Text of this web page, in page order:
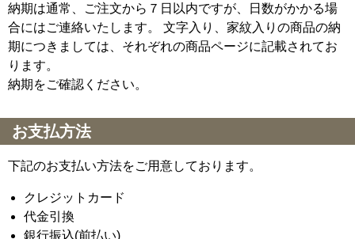
納期は通常、ご注文から７日以内ですが、日数がかかる場
合にはご連絡いたします。 文字入り、家紋入りの商品の納
期につきましては、それぞれの商品ページに記載されてお
ります。
納期をご確認ください。
お支払方法
下記のお支払い方法をご用意しております。
クレジットカード
代金引換
銀行振込(前払い)